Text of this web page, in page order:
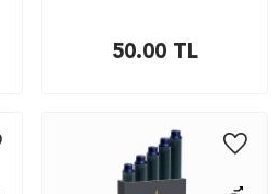
50.00TL